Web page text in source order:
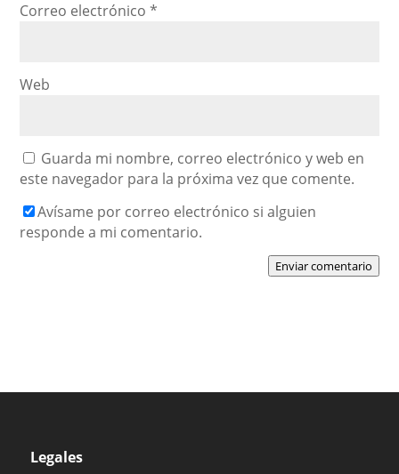
Correo electrónico*
Web
Guarda mi nombre, correo electrónico y web en
este navegador para la próxima vez que comente.
Avísame por correo electrónico si alguien
responde a mi comentario.
Enviar comentario
Legales